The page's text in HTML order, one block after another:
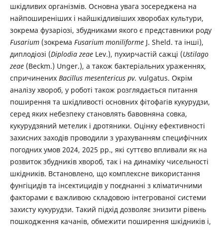
шкідливих організмів. Основна увага зосереджена на
найпоширеніших і найшкідливіших хворобах культури,
зокрема фузаріозі, збудниками якого є представники роду
Fusarium(зокрема Fusarium moniliformeJ. Sheld. та інші),
диплодіозі (Diplodia zeaeLev.), пухирчастій сажці (Ustilago
zeae (Beckm.) Unger.), а також бактеріальних ураженнях,
спричинених Bacillus mesentericus pv. vulgatus. Окрім
аналізу хвороб, у роботі також розглядається питання
поширення та шкідливості основних фітофагів кукурудзи,
серед яких небезпеку становлять бавовняна совка,
кукурудзяний метелик і дротяники. Оцінку ефективності
захисних заходів проводили з урахуванням специфічних
погодних умов 2024, 2025 рр., які суттєво впливали як на
розвиток збудників хвороб, так і на динаміку чисельності
шкідників. Встановлено, що комплексне використання
фунгіцидів та інсектицидів у поєднанні з кліматичними
факторами є важливою складовою інтегрованої системи
захисту кукурудзи. Такий підхід дозволяє знизити рівень
пошкодження качанів, обмежити поширення шкідників і,